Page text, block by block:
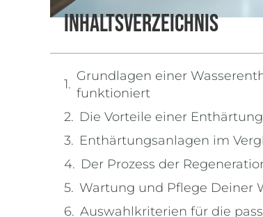
Inhaltsverzeichnis
Grundlagen einer
funktioniert
Die Vorteile einer
Enthärtungsanlagen im
Der Prozess der
Wartung und Pflege Deiner
Auswahlkriterien für die